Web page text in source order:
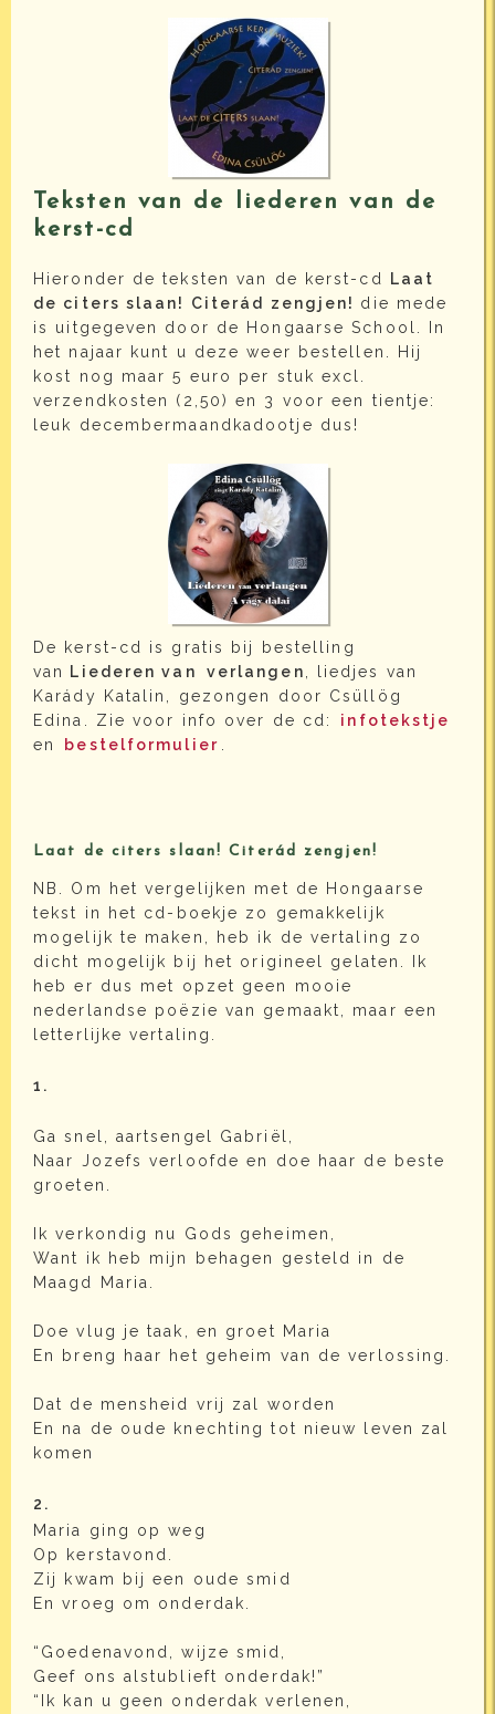
Teksten van de liederen van de
kerst-cd
Hieronder de teksten van de kerst-cd Laat
de citers slaan! Citerád zengjen! die mede
is uitgegeven door de Hongaarse School. In
het najaar kunt u deze weer bestellen. Hij
kost nog maar 5 euro per stuk excl.
verzendkosten (2,50) en 3 voor een tientje:
leuk decembermaandkadootje dus!
De kerst-cd is gratis bij bestelling
van Liederen van verlangen
, liedjes van
Karády Katalin, gezongen door Csüllög
Edina. Zie voor info over de cd:
infotekstje
en
bestelformulier
Laat de citers slaan! Citerád zengjen!
NB. Om het vergelijken met de Hongaarse
tekst in het cd-boekje zo gemakkelijk
mogelijk te maken, heb ik de vertaling zo
dicht mogelijk bij het origineel gelaten. Ik
heb er dus met opzet geen mooie
nederlandse poëzie van gemaakt, maar een
letterlijke vertaling.
1.
Ga snel, aartsengel Gabriël,
Naar Jozefs verloofde en doe haar de beste
groeten.
Ik verkondig nu Gods geheimen,
Want ik heb mijn behagen gesteld in de
Maagd Maria.
Doe vlug je taak, en groet Maria
En breng haar het geheim van de verlossing.
Dat de mensheid vrij zal worden
En na de oude knechting tot nieuw leven zal
komen
2.
Maria ging op weg
Op kerstavond.
Zij kwam bij een oude smid
En vroeg om onderdak.
“Goedenavond, wijze smid,
Geef ons alstublieft onderdak!”
“Ik kan u geen onderdak verlenen,